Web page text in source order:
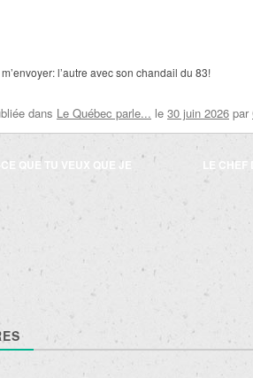
l’autre avec son chandail du 83!
dans Le Québec parle... le 30 juin 2026 par
QUE TU VEUX QUE JE
LE